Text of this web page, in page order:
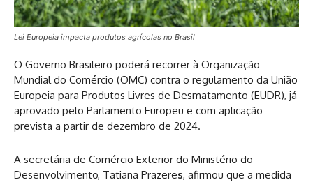
Lei Europeia impacta produtos agrícolas no Brasil
O Governo Brasileiro poderá recorrer à Organização
Mundial do Comércio (OMC) contra o regulamento da União
Europeia para Produtos Livres de Desmatamento (EUDR), já
aprovado pelo Parlamento Europeu e com aplicação
prevista a partir de dezembro de 2024.
A secretária de Comércio Exterior do Ministério do
Desenvolvimento, Tatiana Prazeres, afirmou que a medida